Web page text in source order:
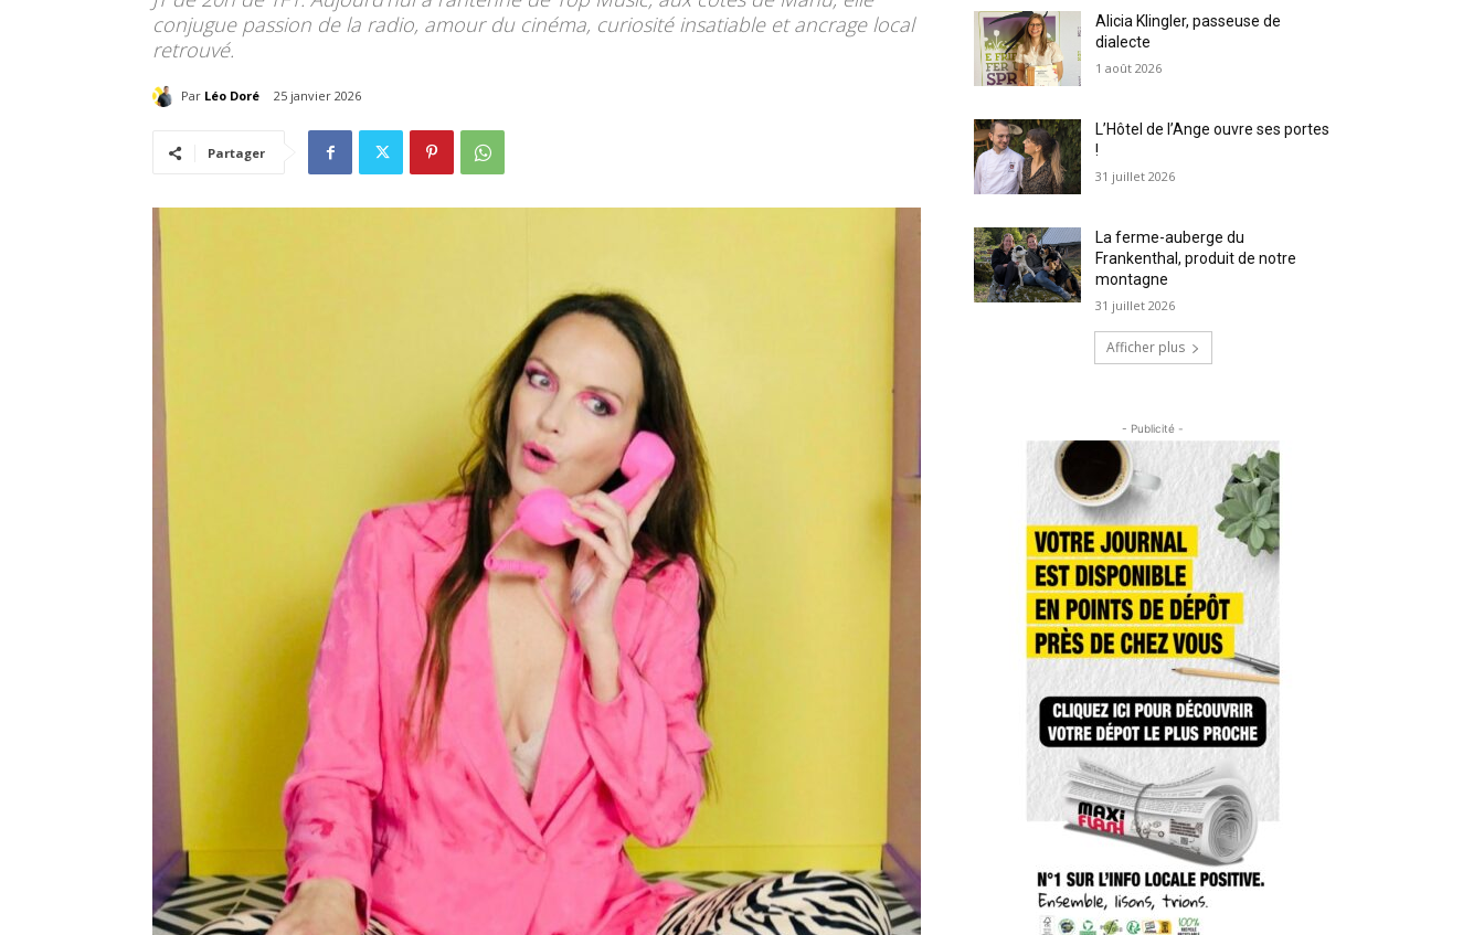
conjugue passion de la radio, amour du cinéma, curiosité insatiable et ancrage local
retrouvé.
Par Léo Doré 25 janvier 2026
Partager
Alicia Klingler, passeuse de
dialecte
1 août 2026
L’Hôtel de l’Ange ouvre ses portes
!
31 juillet 2026
La ferme-auberge du
Frankenthal, produit de notre
montagne
31 juillet 2026
Afficher plus
- Publicité -